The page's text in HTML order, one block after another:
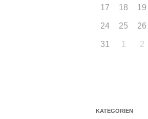
17 18 19
24 25 26
31 1 2
KATEGORIEN